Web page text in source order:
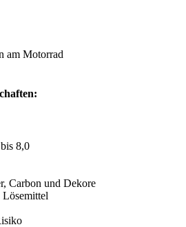
am Motorrad
8,0
Carbon und Dekore
Lösemittel